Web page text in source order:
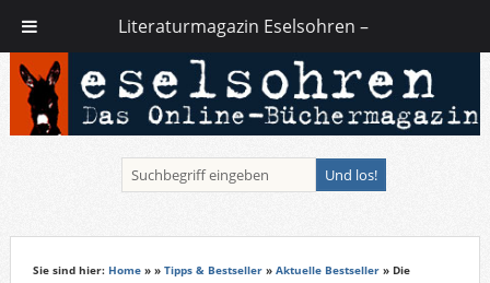
Sie sind hier: Home» » Tipps & Bestseller» Aktuelle Bestseller» Die
Literaturmagazin Eselsohren –